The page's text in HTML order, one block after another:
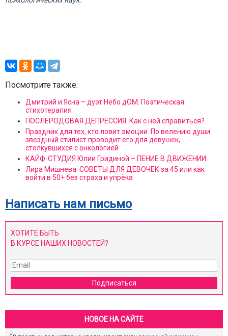
Посмотрите также:
Дмитрий и Ясна – дуэт Небо дОМ. Поэтическая
стихотерапия
ПОСЛЕРОДОВАЯ ДЕПРЕССИЯ. Как с ней справиться?
Праздник для тех, кто ловит эмоции. По велению души
звездный стилист проводит его для девушек,
столкувшихся с онкологией
КАЙФ-СТУДИЯ Юлии Гридиной – ПЕНИЕ В ДВИЖЕНИИ
Лира Мишнева: СОВЕТЫ ДЛЯ ДЕВОЧЕК за 45 или как
войти в 50+ без страха и упрёка
Написать нам письмо
ХОТИТЕ БЫТЬ
В КУРСЕ НАШИХ НОВОСТЕЙ?
Подписаться
НОВОЕ НА САЙТЕ